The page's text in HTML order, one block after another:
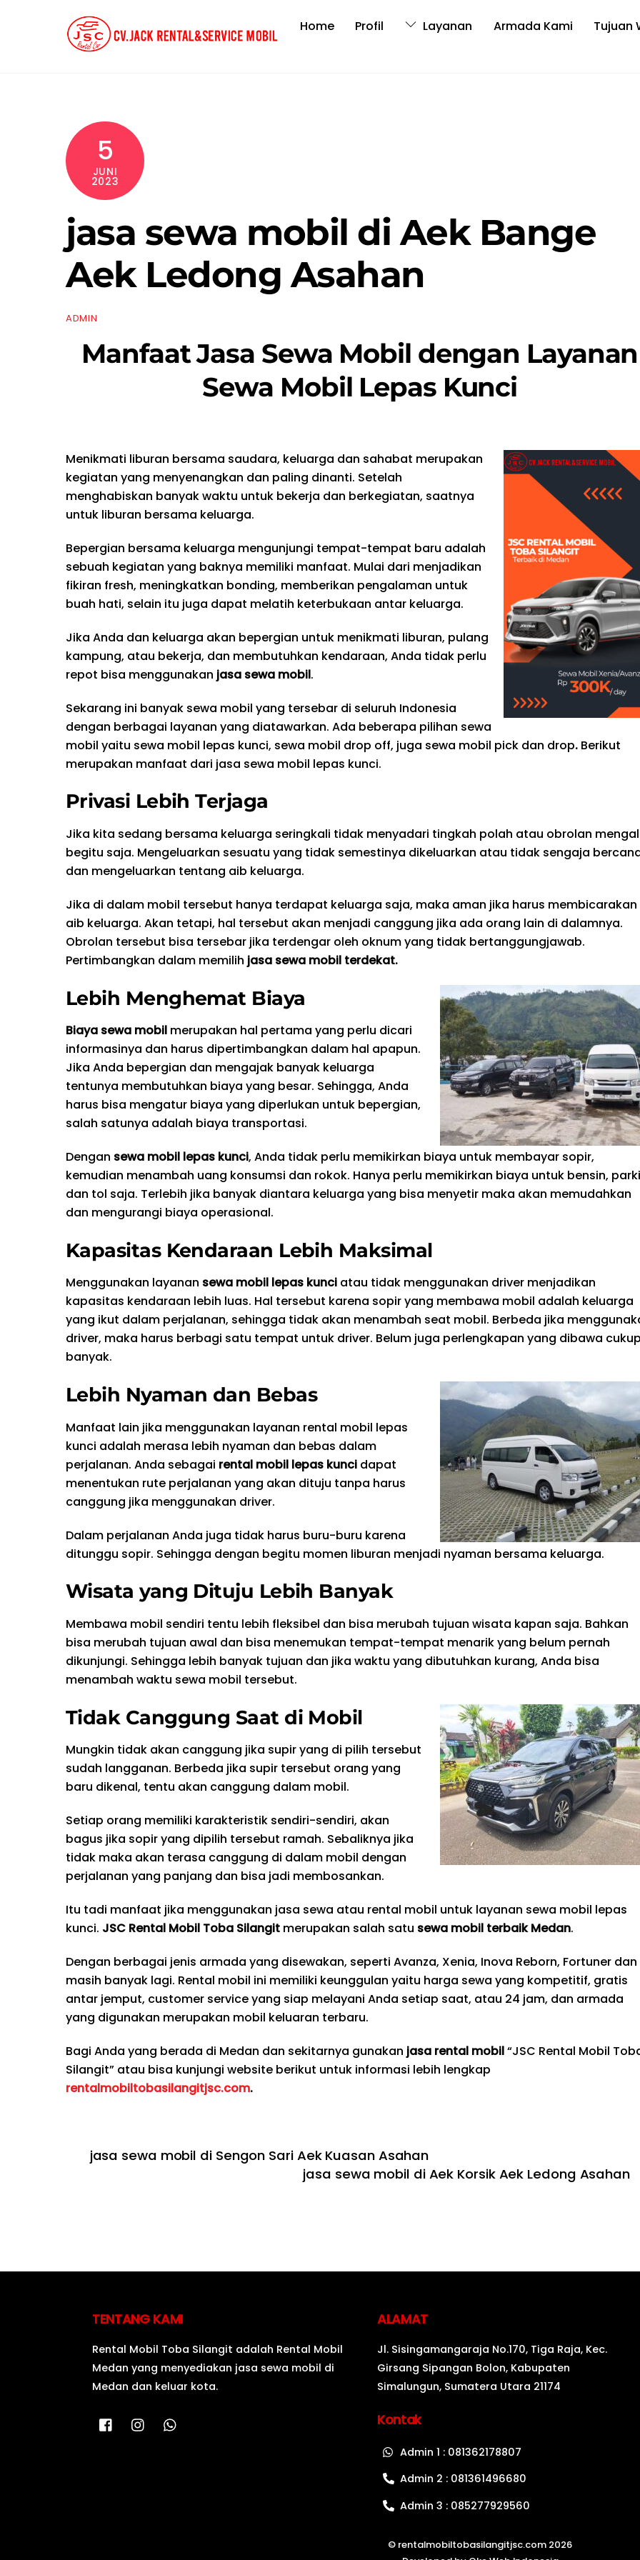
Home Profil Layanan Armada Kami Tujuan
5
JUNI
2023
jasa sewa mobil di Aek Bange
Aek Ledong Asahan
ADMIN
Manfaat Jasa Sewa Mobil dengan Layanan
Sewa Mobil Lepas Kunci
Menikmati liburan bersama saudara, keluarga dan sahabat merupakan
kegiatan yang menyenangkan dan paling dinanti. Setelah
menghabiskan banyak waktu untuk bekerja dan berkegiatan, saatnya
untuk liburan bersama keluarga.
Bepergian bersama keluarga mengunjungi tempat-tempat baru adalah
sebuah kegiatan yang baknya memiliki manfaat. Mulai dari menjadikan
fikiran fresh, meningkatkan bonding, memberikan pengalaman untuk
buah hati, selain itu juga dapat melatih keterbukaan antar keluarga.
Jika Anda dan keluarga akan bepergian untuk menikmati liburan, pulang
kampung, atau bekerja, dan membutuhkan kendaraan, Anda tidak perlu
repot bisa menggunakan jasa sewa mobil.
Sekarang ini banyak sewa mobil yang tersebar di seluruh Indonesia
dengan berbagai layanan yang diatawarkan. Ada beberapa pilihan sewa
mobil yaitu sewa mobil lepas kunci, sewa mobil drop off, juga sewa mobil pick dan drop. Berikut
merupakan manfaat dari jasa sewa mobil lepas kunci.
Privasi Lebih Terjaga
Jika kita sedang bersama keluarga seringkali tidak menyadari tingkah polah atau obrolan
begitu saja. Mengeluarkan sesuatu yang tidak semestinya dikeluarkan atau tidak sengaja
dan mengeluarkan tentang aib keluarga.
Jika di dalam mobil tersebut hanya terdapat keluarga saja, maka aman jika harus membicarakan
aib keluarga. Akan tetapi, hal tersebut akan menjadi canggung jika ada orang lain di dalamnya.
Obrolan tersebut bisa tersebar jika terdengar oleh oknum yang tidak bertanggungjawab.
Pertimbangkan dalam memilih jasa sewa mobil terdekat.
Lebih Menghemat Biaya
Biaya sewa mobil merupakan hal pertama yang perlu dicari
informasinya dan harus dipertimbangkan dalam hal apapun.
Jika Anda bepergian dan mengajak banyak keluarga
tentunya membutuhkan biaya yang besar. Sehingga, Anda
harus bisa mengatur biaya yang diperlukan untuk bepergian,
salah satunya adalah biaya transportasi.
Dengan sewa mobil lepas kunci, Anda tidak perlu memikirkan biaya untuk membayar sopir,
kemudian menambah uang konsumsi dan rokok. Hanya perlu memikirkan biaya untuk bensin,
dan tol saja. Terlebih jika banyak diantara keluarga yang bisa menyetir maka akan memudahkan
dan mengurangi biaya operasional.
Kapasitas Kendaraan Lebih Maksimal
Menggunakan layanan sewa mobil lepas kunci atau tidak menggunakan driver menjadikan
kapasitas kendaraan lebih luas. Hal tersebut karena sopir yang membawa mobil adalah keluarga
yang ikut dalam perjalanan, sehingga tidak akan menambah seat mobil. Berbeda jika
driver, maka harus berbagi satu tempat untuk driver. Belum juga perlengkapan yang dibawa
banyak.
Lebih Nyaman dan Bebas
Manfaat lain jika menggunakan layanan rental mobil lepas
kunci adalah merasa lebih nyaman dan bebas dalam
perjalanan. Anda sebagai rental mobil lepas kunci dapat
menentukan rute perjalanan yang akan dituju tanpa harus
canggung jika menggunakan driver.
Dalam perjalanan Anda juga tidak harus buru-buru karena
ditunggu sopir. Sehingga dengan begitu momen liburan menjadi nyaman bersama keluarga.
Wisata yang Dituju Lebih Banyak
Membawa mobil sendiri tentu lebih fleksibel dan bisa merubah tujuan wisata kapan saja. Bahkan
bisa merubah tujuan awal dan bisa menemukan tempat-tempat menarik yang belum pernah
dikunjungi. Sehingga lebih banyak tujuan dan jika waktu yang dibutuhkan kurang, Anda bisa
menambah waktu sewa mobil tersebut.
Tidak Canggung Saat di Mobil
Mungkin tidak akan canggung jika supir yang di pilih tersebut
sudah langganan. Berbeda jika supir tersebut orang yang
baru dikenal, tentu akan canggung dalam mobil.
Setiap orang memiliki karakteristik sendiri-sendiri, akan
bagus jika sopir yang dipilih tersebut ramah. Sebaliknya jika
tidak maka akan terasa canggung di dalam mobil dengan
perjalanan yang panjang dan bisa jadi membosankan.
Itu tadi manfaat jika menggunakan jasa sewa atau rental mobil untuk layanan sewa mobil lepas
kunci. JSC Rental Mobil Toba Silangit merupakan salah satu sewa mobil terbaik Medan.
Dengan berbagai jenis armada yang disewakan, seperti Avanza, Xenia, Inova Reborn, Fortuner dan
masih banyak lagi. Rental mobil ini memiliki keunggulan yaitu harga sewa yang kompetitif, gratis
antar jemput, customer service yang siap melayani Anda setiap saat, atau 24 jam, dan armada
yang digunakan merupakan mobil keluaran terbaru.
Bagi Anda yang berada di Medan dan sekitarnya gunakan jasa rental mobil“JSC Rental Mobil
Silangit” atau bisa kunjungi website berikut untuk informasi lebih lengkap
rentalmobiltobasilangitjsc.com.
jasa sewa mobil di Sengon Sari Aek Kuasan Asahan
jasa sewa mobil di Aek Korsik Aek Ledong Asahan
TENTANG KAMI
Rental Mobil Toba Silangit adalah Rental Mobil
Medan yang menyediakan jasa sewa mobil di
Medan dan keluar kota.
ALAMAT
Jl. Sisingamangaraja No.170, Tiga Raja, Kec.
Girsang Sipangan Bolon, Kabupaten
Simalungun, Sumatera Utara 21174
Kontak
Admin 1 : 081362178807
Admin 2 : 081361496680
Admin 3 : 085277929560
© rentalmobiltobasilangitjsc.com 2026